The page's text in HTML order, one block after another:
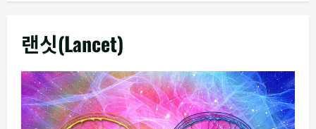
랜싯(Lancet)